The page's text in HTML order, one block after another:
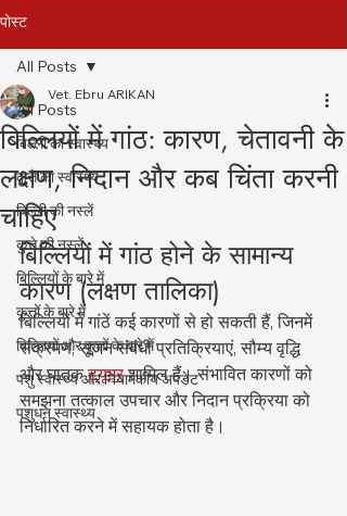
पोस्ट
All Posts
बिल्ली का स्वास्थ्य
कुत्ते का स्वास्थ्य
बिल्ली की नस्लें
कुत्ते की नस्लें
बिल्लियों के बारे में
कुत्तों के बारे में
बिल्लियों और कुत्तों के बारे में
पशु स्वास्थ्य और नियामकीय अपडेट
पशुधन स्वास्थ्य
All Posts
बिल्लियों में गांठ: कारण, चेतावनी के
लक्षण, निदान और कब चिंता करनी
चाहिए
Vet. Ebru ARIKAN
बिल्लियों में गांठ होने के सामान्य
कारण (लक्षण तालिका)
बिल्लियों में गांठें कई कारणों से हो सकती हैं, जिनमें
संक्रमण, सूजन संबंधी प्रतिक्रियाएं, सौम्य वृद्धि
और घातक ट्यूमर शामिल हैं। संभावित कारणों को
समझना तत्काल उपचार और निदान प्रक्रिया को
निर्धारित करने में सहायक होता है।